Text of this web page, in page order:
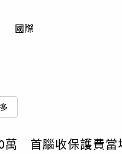
國際
萬 首腦收保護費當